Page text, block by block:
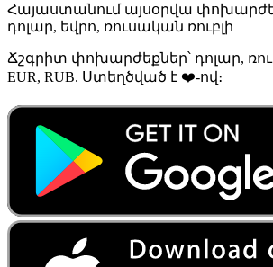
Հայաստանում այսօրվա
դոլար, եվրո, ռուսական ռուբլի
Ճշգրիտ փոխարժեքներ՝ դոլար,
EUR, RUB. Ստեղծված է ❤️-ով։